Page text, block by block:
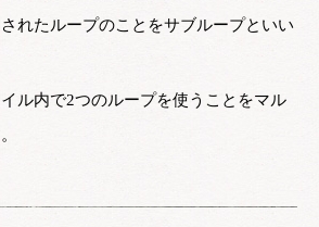
れたループのことをサブループといい
ル内で2つのループを使うことをマル